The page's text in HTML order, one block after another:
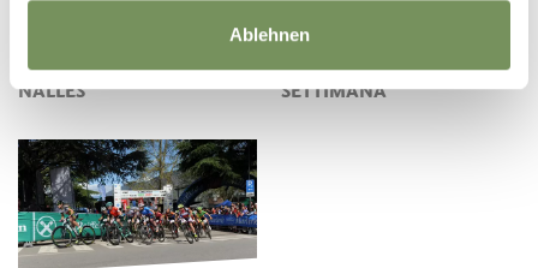
Ablehnen
LE PISTE CICLABILI A
NALLES
GITE GUIDATE IN
BICICLETTA OGNI
SETTIMANA